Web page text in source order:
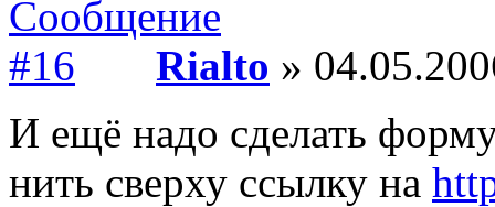
Rialto »
И ещё надо сделать
нить сверху ссылку на